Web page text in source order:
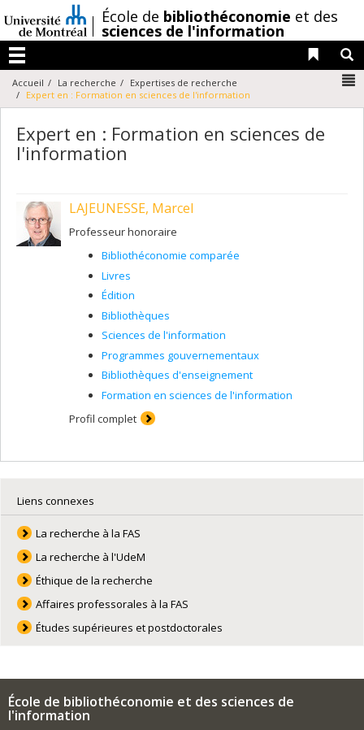
au
contenu
/École de bibliothéconomie et des
sciences de l'information
Menu
Liens
Accueil La recherche
Expertises de recherche
Expert en : Formation en sciences de l'information
Expert en : Formation en sciences de
l'information
LAJEUNESSE, Marcel
Professeur honoraire
Bibliothéconomie comparée
Livres
Édition
Bibliothèques
Sciences de l'information
Programmes gouvernementaux
Bibliothèques d'enseignement
Formation en sciences de l'information
Profil complet
Liens connexes
La recherche à la FAS
La recherche à l'UdeM
Éthique de la recherche
Affaires professorales à la FAS
Études supérieures et postdoctorales
École de bibliothéconomie et des sciences de
l'information